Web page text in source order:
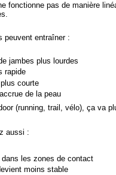
fonctionne pas de manière
peuvent entraîner :
jambes plus lourdes
rapide
courte
de la peau
(running, trail, vélo), ça va
aussi :
dans les zones de contact
moins stable